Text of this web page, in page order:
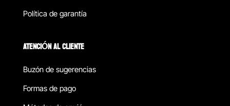
Política de garantía
ATENCIÓN AL CLIENTE
Buzón de sugerencias
Formas de pago